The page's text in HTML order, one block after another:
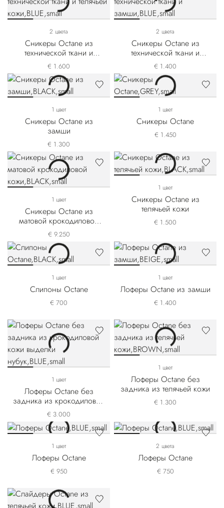
2 цвета
Сникеры Octane из
технической ткани и
телячьей кожи
€ 1.600
2 цвета
Сникеры Octane из
технической ткани и
замши
€ 1.400
1 цвет
Сникеры Octane из
замши
€ 1.300
1 цвет
Сникеры Octane
€ 1.450
1 цвет
Сникеры Octane из
матовой крокодиловой
кожи
€ 9.250
1 цвет
Сникеры Octane из
телячьей кожи
€ 1.500
1 цвет
Слипоны Octane
€ 700
1 цвет
Лоферы Octane из замши
€ 1.400
1 цвет
Лоферы Octane без
задника из крокодиловой
кожи выделки нубук
€ 3.000
1 цвет
Лоферы Octane без
задника из телячьей кожи
€ 1.300
1 цвет
Лоферы Octane
€ 950
2 цвета
Лоферы Octane
€ 750